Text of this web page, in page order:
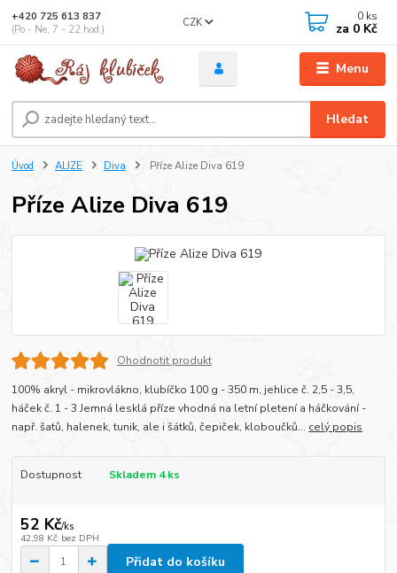
Menu
CZK
Hledat
+420 725 613 837
(Po - Ne, 7 - 22 hod.)
0 ks
za 0 Kč
Úvod ALIZE Diva Příze Alize Diva 619
Příze Alize Diva 619
Ohodnotit produkt
100% akryl - mikrovlákno, klubíčko 100 g - 350 m, jehlice č. 2,5 - 3,5,
háček č. 1 - 3 Jemná lesklá příze vhodná na letní pletení a háčkování -
např. šatů, halenek, tunik, ale i šátků, čepiček, kloboučků... celý popis
Dostupnost Skladem 4 ks
52 Kč/ks
42,98 Kč bez DPH
Přidat do košíku